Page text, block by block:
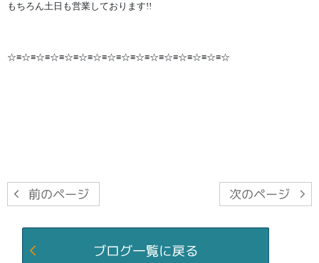
もちろん土日も営業しております!!
☆≡☆≡☆≡☆≡☆≡☆≡☆≡☆≡☆≡☆≡☆≡☆≡☆≡☆≡☆≡☆